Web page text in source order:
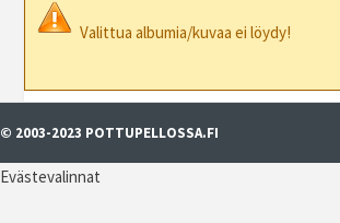
Valittua albumia/kuvaa ei löydy!
© 2003-2023 POTTUPELLOSSA.FI
Evästevalinnat